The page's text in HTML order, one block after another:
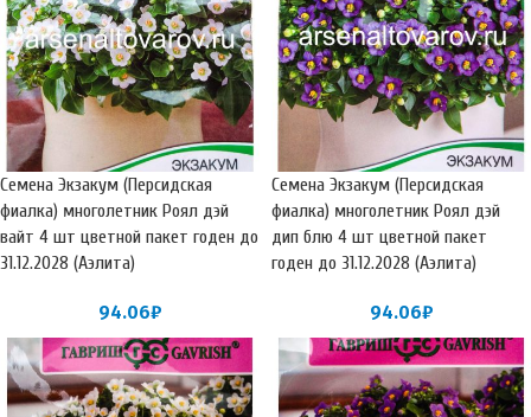
Семена Экзакум (Персидская
фиалка) многолетник Роял дэй
вайт 4 шт цветной пакет годен до
31.12.2028 (Аэлита)
94.06₽
Семена Экзакум (Персидская
фиалка) многолетник Роял дэй
дип блю 4 шт цветной пакет
годен до 31.12.2028 (Аэлита)
94.06₽